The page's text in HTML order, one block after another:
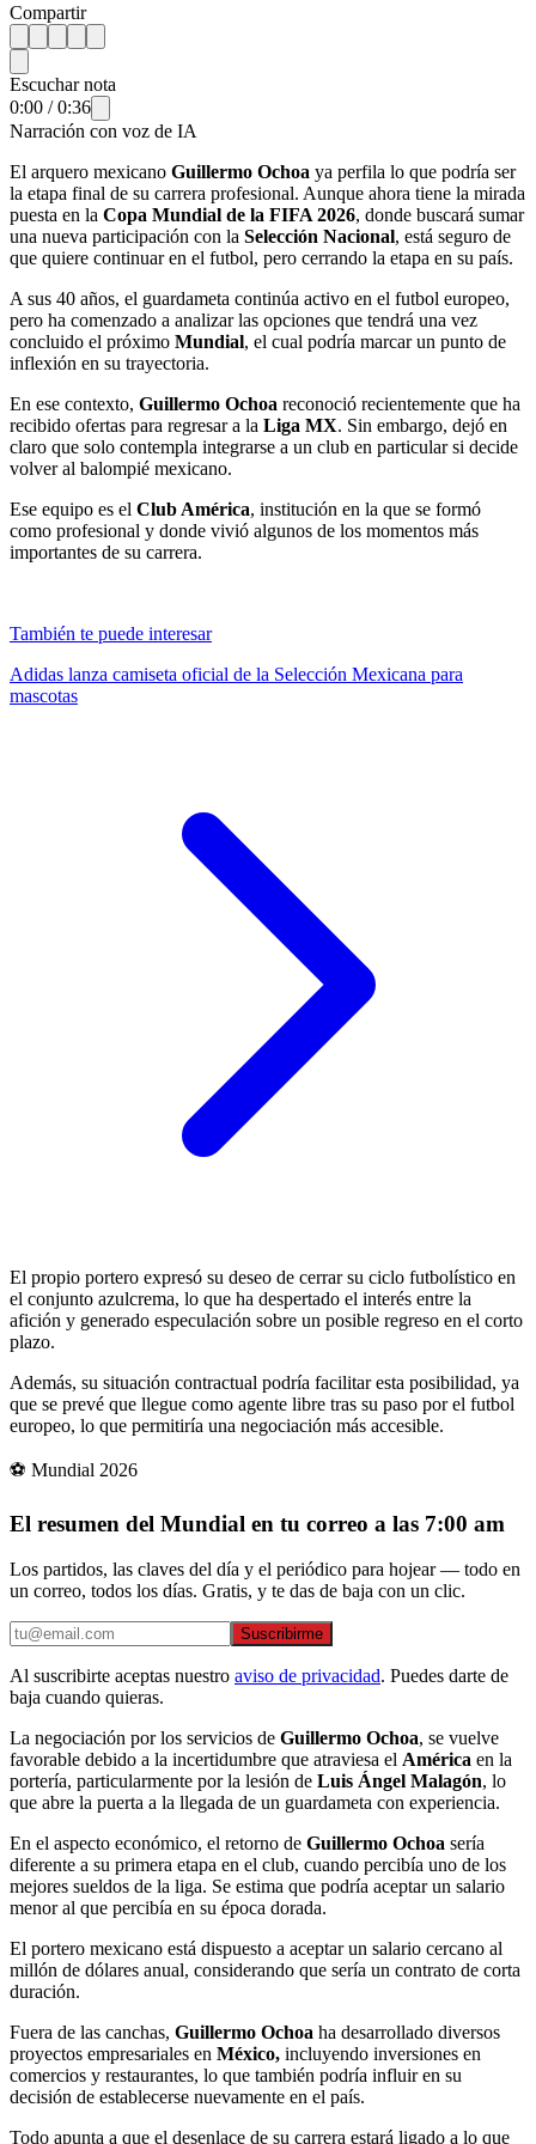
Compartir
Escuchar nota
0:00 /0:36
Narración con voz de IA
El arquero mexicano Guillermo Ochoa ya perfila lo que podría ser
la etapa final de su carrera profesional. Aunque ahora tiene la mirada
puesta en la Copa Mundial de la FIFA 2026, donde buscará sumar
una nueva participación con la Selección Nacional, está seguro de
que quiere continuar en el futbol, pero cerrando la etapa en su país.
A sus 40 años, el guardameta continúa activo en el futbol europeo,
pero ha comenzado a analizar las opciones que tendrá una vez
concluido el próximo Mundial, el cual podría marcar un punto de
inflexión en su trayectoria.
En ese contexto, Guillermo Ochoa reconoció recientemente que ha
recibido ofertas para regresar a la Liga MX. Sin embargo, dejó en
claro que solo contempla integrarse a un club en particular si decide
volver al balompié mexicano.
Ese equipo es el Club América, institución en la que se formó
como profesional y donde vivió algunos de los momentos más
importantes de su carrera.
También te puede interesar
Adidas lanza camiseta oficial de la Selección Mexicana para
mascotas
El propio portero expresó su deseo de cerrar su ciclo futbolístico en
el conjunto azulcrema, lo que ha despertado el interés entre la
afición y generado especulación sobre un posible regreso en el corto
plazo.
Además, su situación contractual podría facilitar esta posibilidad, ya
que se prevé que llegue como agente libre tras su paso por el futbol
europeo, lo que permitiría una negociación más accesible.
⚽ Mundial 2026
El resumen del Mundial en tu correo a las 7:00 am
Los partidos, las claves del día y el periódico para hojear — todo en
un correo, todos los días. Gratis, y te das de baja con un clic.
Suscribirme
Al suscribirte aceptas nuestro aviso de privacidad. Puedes darte de
baja cuando quieras.
La negociación por los servicios de Guillermo Ochoa, se vuelve
favorable debido a la incertidumbre que atraviesa el América en la
portería, particularmente por la lesión de Luis Ángel Malagón, lo
que abre la puerta a la llegada de un guardameta con experiencia.
En el aspecto económico, el retorno de Guillermo Ochoa sería
diferente a su primera etapa en el club, cuando percibía uno de los
mejores sueldos de la liga. Se estima que podría aceptar un salario
menor al que percibía en su época dorada.
El portero mexicano está dispuesto a aceptar un salario cercano al
millón de dólares anual, considerando que sería un contrato de corta
duración.
Fuera de las canchas, Guillermo Ochoa ha desarrollado diversos
proyectos empresariales en México, incluyendo inversiones en
comercios y restaurantes, lo que también podría influir en su
decisión de establecerse nuevamente en el país.
Todo apunta a que el desenlace de su carrera estará ligado a lo que